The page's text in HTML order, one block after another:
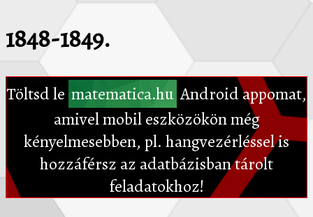
1848-1849.
Töltsd le matematica.hu Android appomat,
amivel mobil eszközökön még
kényelmesebben, pl. hangvezérléssel is
hozzáférsz az adatbázisban tárolt
feladatokhoz!